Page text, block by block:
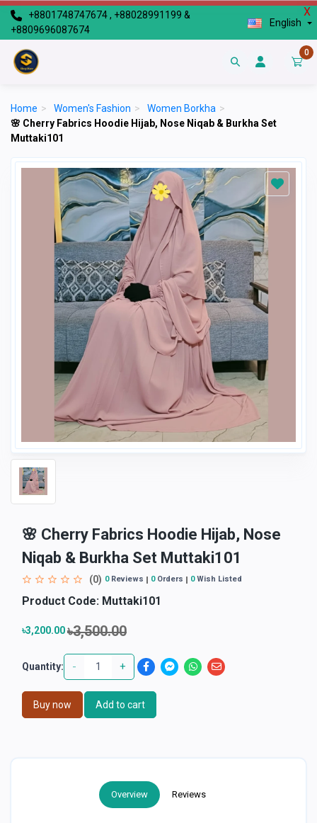
X
+8801748747674 , +88028991199 &
+8809696087674
English
0
Home > Women's Fashion > Women Borkha >
🌸 Cherry Fabrics Hoodie Hijab, Nose Niqab & Burkha Set
Muttaki101
🌸 Cherry Fabrics Hoodie Hijab, Nose
Niqab & Burkha Set Muttaki101
(0) 0Reviews 0Orders 0Wish Listed
Product Code: Muttaki101
৳3,200.00৳3,500.00
Quantity: - +
Buy now Add to cart
Overview Reviews